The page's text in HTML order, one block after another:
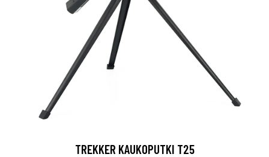
TREKKER KAUKOPUTKI T25